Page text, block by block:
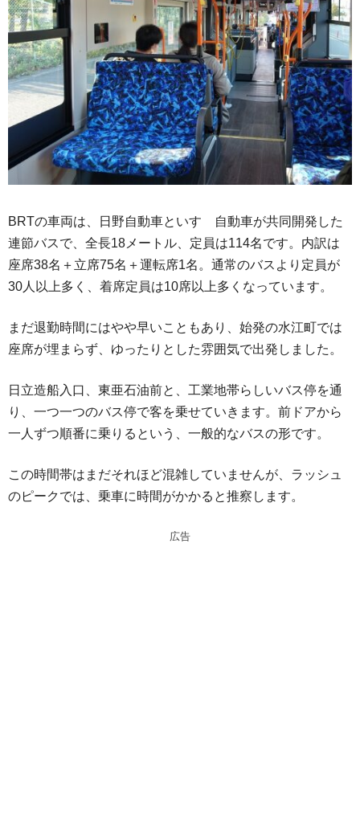
BRTの車両は、日野自動車といすゞ自動車が共同開発した
連節バスで、全長18メートル、定員は114名です。内訳は
座席38名＋立席75名＋運転席1名。通常のバスより定員が
30人以上多く、着席定員は10席以上多くなっています。
まだ退勤時間にはやや早いこともあり、始発の水江町では
座席が埋まらず、ゆったりとした雰囲気で出発しました。
日立造船入口、東亜石油前と、工業地帯らしいバス停を通
り、一つ一つのバス停で客を乗せていきます。前ドアから
一人ずつ順番に乗りるという、一般的なバスの形です。
この時間帯はまだそれほど混雑していませんが、ラッシュ
のピークでは、乗車に時間がかかると推察します。
広告